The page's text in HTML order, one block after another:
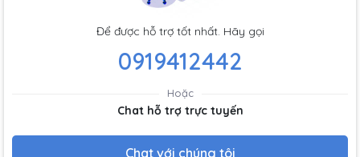
Để được hỗ trợ tốt nhất. Hãy gọi
0919412442
Hoặc
Chat hỗ trợ trực tuyến
Chat với chúng tôi